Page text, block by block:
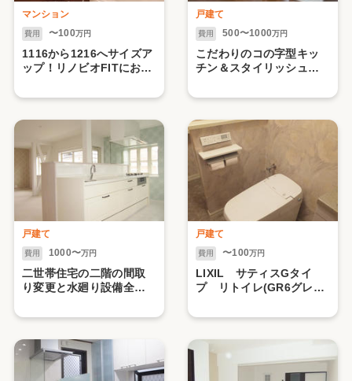
マンション
費用 〜100万円
1116から1216へサイズア
ップ！リノビオFITにお取
戸建て
費用 500〜1000万円
こだわりのコの字型キッ
チン＆スタイリッシュな
ム 目黒区T様邸
戸建て
費用 1000〜万円
二世帯住宅の二階の間取
り変更と水廻り設備全て
区K様邸
戸建て
費用 〜100万円
LIXIL サティスGタイ
プ リトイレ(GR6グレー
様邸